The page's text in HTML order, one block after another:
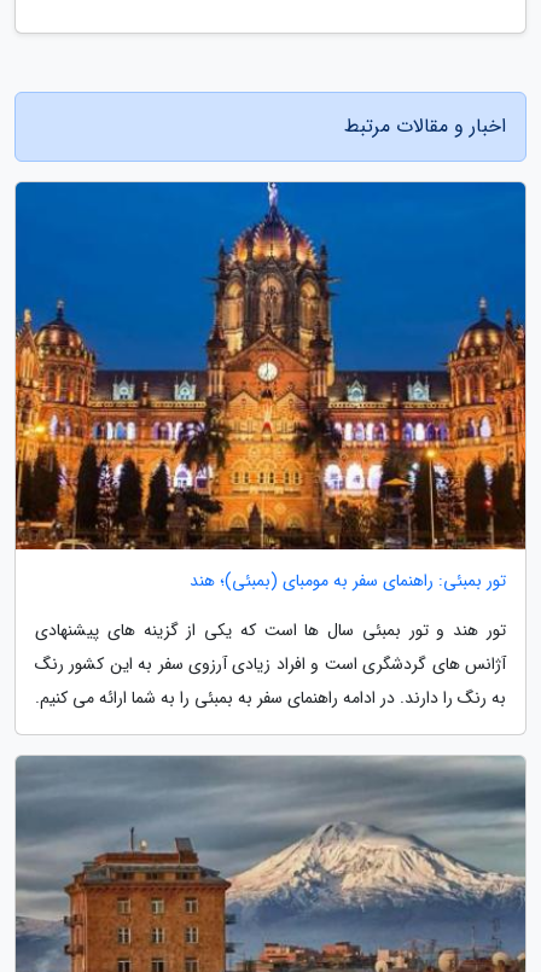
اخبار و مقالات مرتبط
تور بمبئی: راهنمای سفر به مومبای (بمبئی)؛ هند
تور هند و تور بمبئی سال ها است که یکی از گزینه های پیشنهادی
آژانس های گردشگری است و افراد زیادی آرزوی سفر به این کشور رنگ
به رنگ را دارند. در ادامه راهنمای سفر به بمبئی را به شما ارائه می کنیم.